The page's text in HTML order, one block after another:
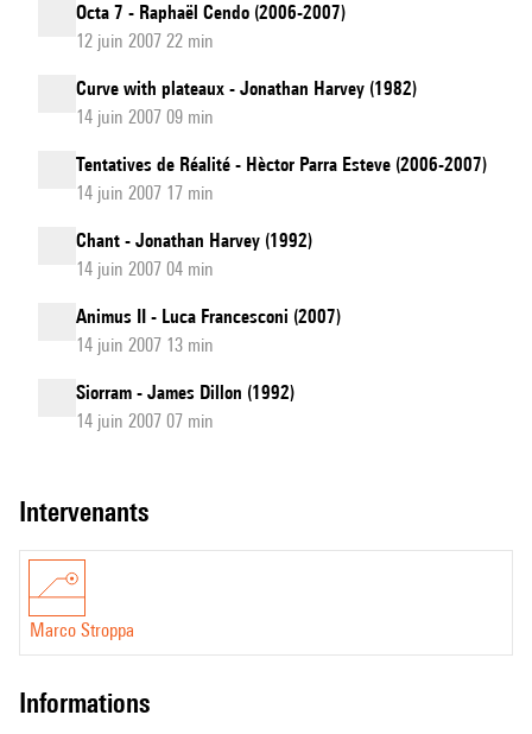
Octa 7 - Raphaël Cendo (2006-2007)
12 juin 2007 22 min
Curve with plateaux - Jonathan Harvey (1982)
14 juin 2007 09 min
Tentatives de Réalité - Hèctor Parra Esteve (2006-2007)
14 juin 2007 17 min
Chant - Jonathan Harvey (1992)
14 juin 2007 04 min
Animus II - Luca Francesconi (2007)
14 juin 2007 13 min
Siorram - James Dillon (1992)
14 juin 2007 07 min
intervenants
Marco Stroppa
informations